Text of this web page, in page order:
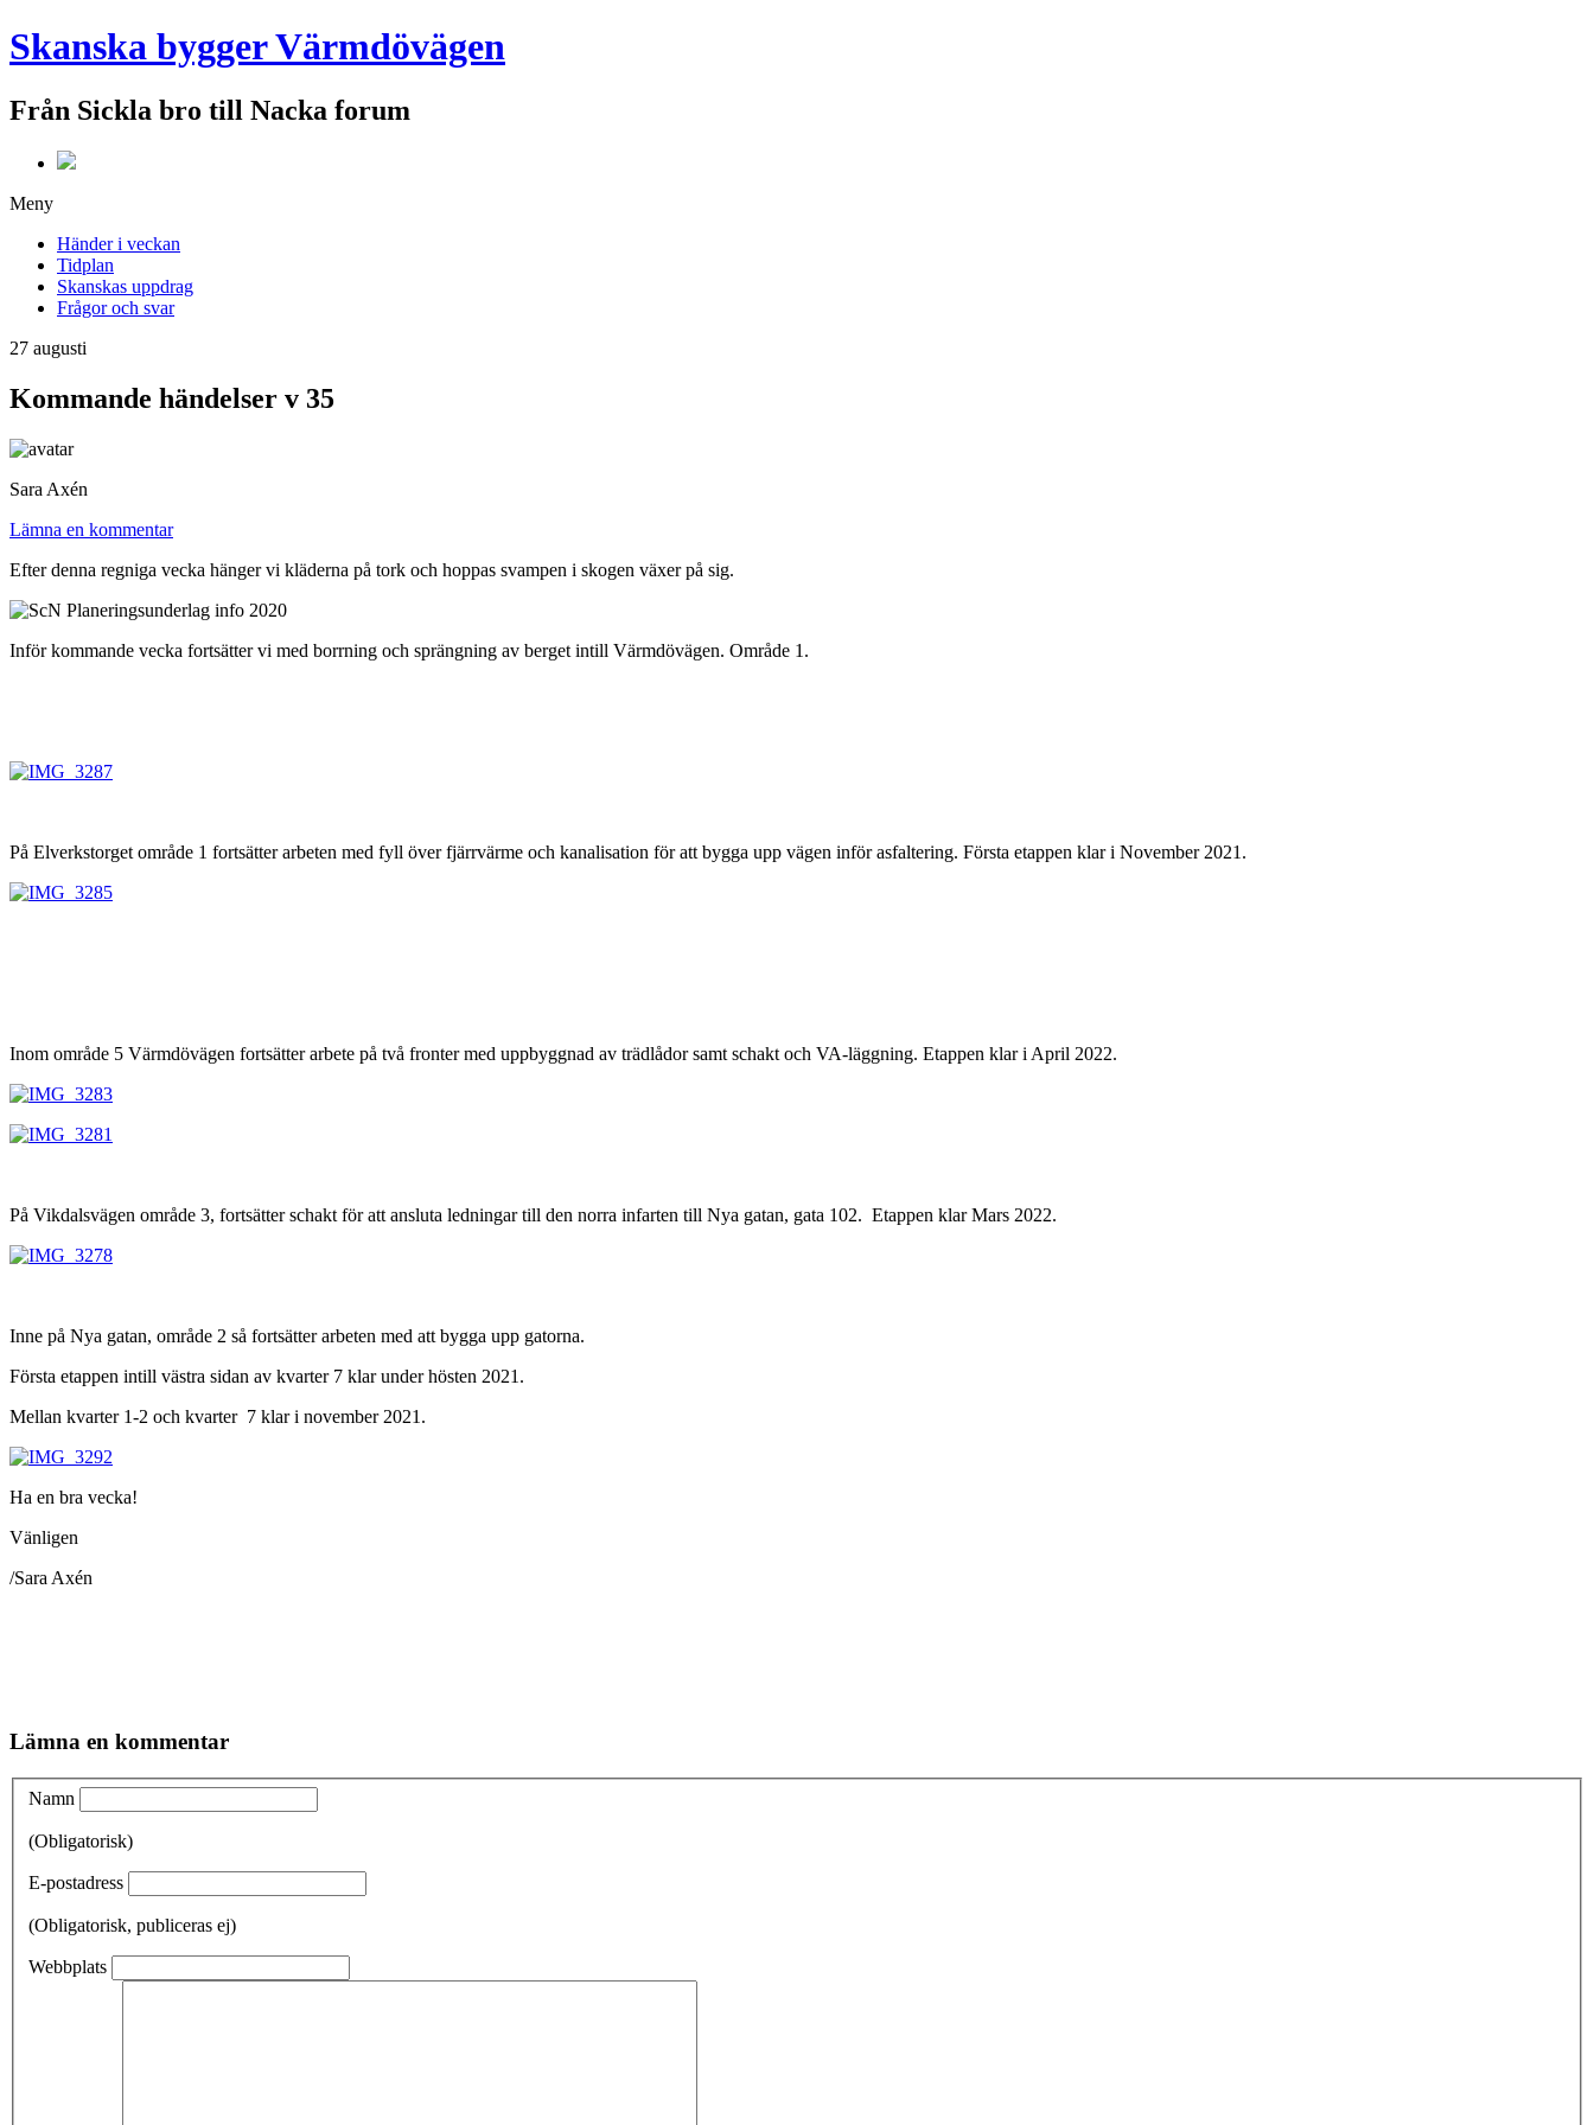
Skanska bygger Värmdövägen
Från Sickla bro till Nacka forum
Meny
Händer i veckan
Tidplan
Skanskas uppdrag
Frågor och svar
27 augusti
Kommande händelser v 35
Sara Axén
Lämna en kommentar
Efter denna regniga vecka hänger vi kläderna på tork och hoppas svampen i skogen växer på sig.
Inför kommande vecka fortsätter vi med borrning och sprängning av berget intill Värmdövägen. Område 1.
På Elverkstorget område 1 fortsätter arbeten med fyll över fjärrvärme och kanalisation för att bygga upp vägen inför asfaltering. Första etappen klar i November 2021.
Inom område 5 Värmdövägen fortsätter arbete på två fronter med uppbyggnad av trädlådor samt schakt och VA-läggning. Etappen klar i April 2022.
På Vikdalsvägen område 3, fortsätter schakt för att ansluta ledningar till den norra infarten till Nya gatan, gata 102. Etappen klar Mars 2022.
Inne på Nya gatan, område 2 så fortsätter arbeten med att bygga upp gatorna.
Första etappen intill västra sidan av kvarter 7 klar under hösten 2021.
Mellan kvarter 1-2 och kvarter 7 klar i november 2021.
Ha en bra vecka!
Vänligen
/Sara Axén
Lämna en kommentar
Namn
(Obligatorisk)
E-postadress
(Obligatorisk, publiceras ej)
Webbplats